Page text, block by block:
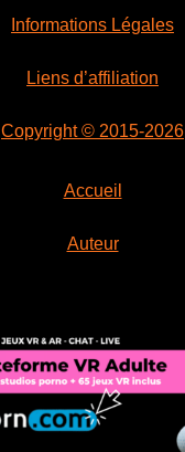
Informations Légales
Liens d’affiliation
Copyright © 2015-2026
Accueil
Auteur